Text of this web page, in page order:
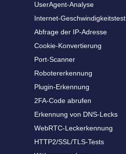
UserAgent-Analyse
Internet-Geschwindigkeitstest
Abfrage der IP-Adresse
Cookie-Konvertierung
Port-Scanner
Robotererkennung
Plugin-Erkennung
2FA-Code abrufen
Erkennung von DNS-Lecks
WebRTC-Leckerkennung
HTTP2/SSL/TLS-Tests